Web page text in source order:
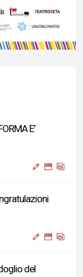
E’
del